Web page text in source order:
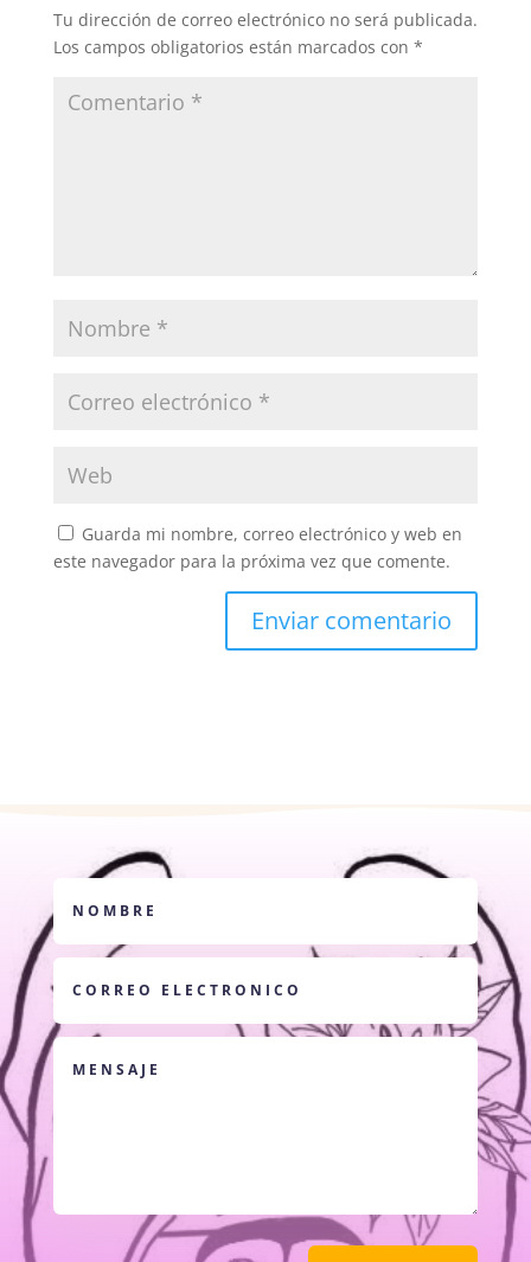
Tu dirección de correo electrónico no será publicada.
Los campos obligatorios están marcados con *
Guarda mi nombre, correo electrónico y web en
este navegador para la próxima vez que comente.